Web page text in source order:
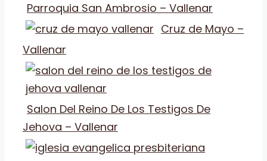
Parroquia San Ambrosio – Vallenar
Cruz de Mayo –
Vallenar
Salon Del Reino De Los Testigos De
Jehova – Vallenar